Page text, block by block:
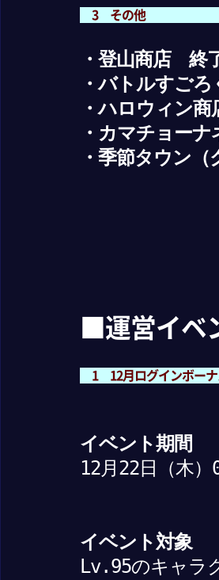
3 その他
・登山商店 終
・バトルすご
・ハロウィン
・カマチョー
・季節タウン
■運営イベ
1 12月ログインボーナ
イベント期間
12月22日（木
イベント対象
Lv.95のキャラ